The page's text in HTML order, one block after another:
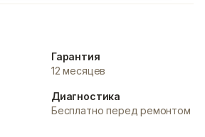
Гарантия
12 месяцев
Диагностика
Бесплатно перед ремонтом